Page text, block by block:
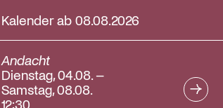
Kalender ab 08.08.2026
Andacht
Dienstag, 04.08. –
Samstag, 08.08.
12:30